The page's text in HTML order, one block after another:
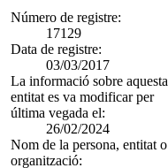
Número de registre:
17129
Data de registre:
03/03/2017
La informació sobre aquesta
entitat es va modificar per
última vegada el:
26/02/2024
Nom de la persona, entitat o
organització: